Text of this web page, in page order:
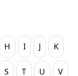
H I J K
S T U V